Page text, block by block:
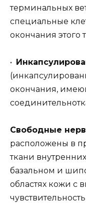
терминальных
специальные
окончания этого
•
окончания,
Свободные
расположены в
ткани
базальном и
областях кожи с